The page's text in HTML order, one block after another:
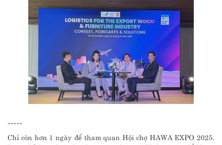
-----
Chỉ còn hơn 1 ngày để tham quan Hội chợ HAWA EXPO 2025.